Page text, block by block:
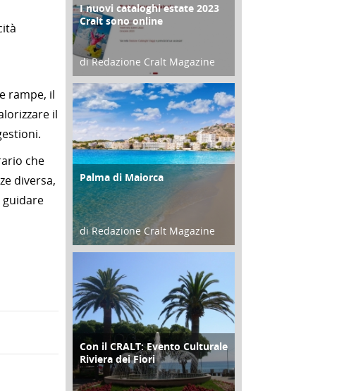
rampe, il
il
che
diversa,
guidare
CONTRO COPERTINA
I nuovi cataloghi estate 2023
Cralt sono online
di Redazione Cralt Magazine
07 Marzo 2023
ATTIVITÀ
Palma di Maiorca
di Redazione Cralt Magazine
25 Giugno 2016
ATTIVITÀ
Con il CRALT: Evento Culturale
Riviera dei Fiori